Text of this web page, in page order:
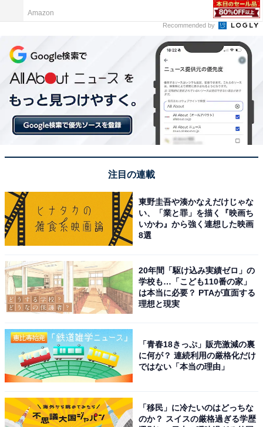
施設全体が清潔に保たれており、大人400円という
リーズナブルな料金設定も魅力。地元農家の特産品
販売もあり、地域に根ざした温かい雰囲気がある。
アクセス・料金情報は？ 泊まれる？
アクセス
所在地：徳島県美馬郡つるぎ町貞光字長瀬127－2
アクセス：道の駅貞光ゆうゆう館から約8.5キロ、車で15
分
Amazon
Recommended by
注目の連載
東野圭吾や湊かなえだけじゃな
い、「業と罪」を描く『映画ち
いかわ』から強く連想した映画
8選
20年間「駆け込み実績ゼロ」の
学校も…「こども110番の家」
は本当に必要？ PTAが直面する
理想と現実
「青春18きっぷ」販売激減の裏
に何が？ 連続利用の厳格化だけ
ではない「本当の理由」
「移民」に冷たいのはどっちな
のか？ スイスの厳格過ぎる学歴